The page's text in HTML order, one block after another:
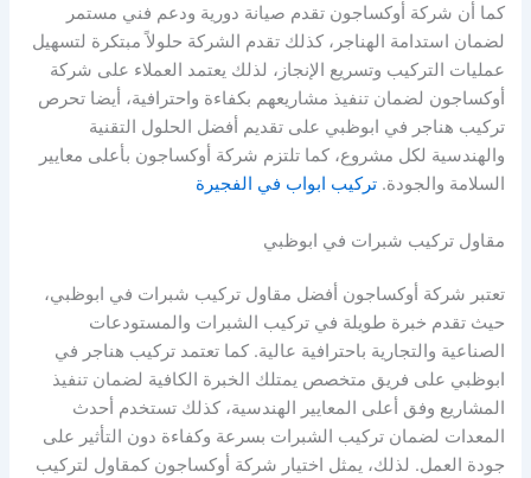
كما أن شركة أوكساجون تقدم صيانة دورية ودعم فني مستمر
لضمان استدامة الهناجر، كذلك تقدم الشركة حلولاً مبتكرة لتسهيل
عمليات التركيب وتسريع الإنجاز، لذلك يعتمد العملاء على شركة
أوكساجون لضمان تنفيذ مشاريعهم بكفاءة واحترافية، أيضا تحرص
تركيب هناجر في ابوظبي على تقديم أفضل الحلول التقنية
والهندسية لكل مشروع، كما تلتزم شركة أوكساجون بأعلى معايير
السلامة والجودة.تركيب ابواب في الفجيرة
مقاول تركيب شبرات في ابوظبي
تعتبر شركة أوكساجون أفضل مقاول تركيب شبرات في ابوظبي،
حيث تقدم خبرة طويلة في تركيب الشبرات والمستودعات
الصناعية والتجارية باحترافية عالية. كما تعتمد تركيب هناجر في
ابوظبي على فريق متخصص يمتلك الخبرة الكافية لضمان تنفيذ
المشاريع وفق أعلى المعايير الهندسية، كذلك تستخدم أحدث
المعدات لضمان تركيب الشبرات بسرعة وكفاءة دون التأثير على
جودة العمل. لذلك، يمثل اختيار شركة أوكساجون كمقاول لتركيب